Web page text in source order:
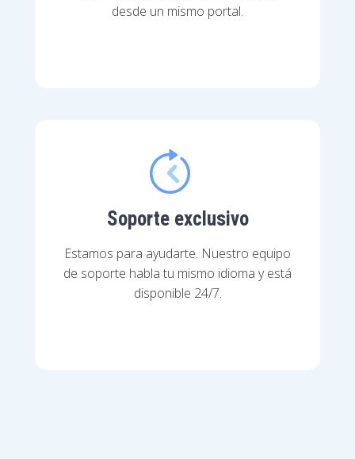
desde un mismo portal.
Soporte exclusivo
Estamos para ayudarte. Nuestro equipo
de soporte habla tu mismo idioma y está
disponible 24/7.